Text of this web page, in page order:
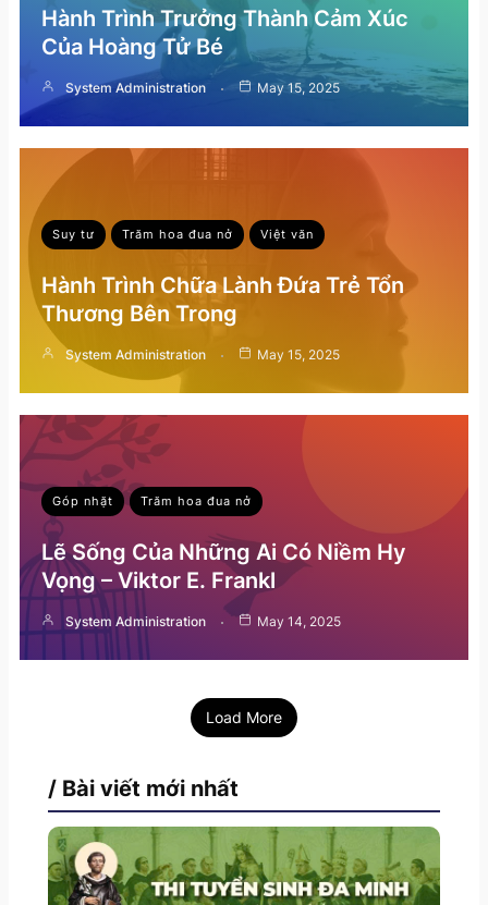
Hành Trình Trưởng Thành Cảm Xúc
Của Hoàng Tử Bé
System Administration May 15, 2025
Suy tư Trăm hoa đua nở Việt văn
Hành Trình Chữa Lành Đứa Trẻ Tổn
Thương Bên Trong
System Administration May 15, 2025
Góp nhặt Trăm hoa đua nở
Lẽ Sống Của Những Ai Có Niềm Hy
Vọng – Viktor E. Frankl
System Administration May 14, 2025
Load More
/ Bài viết mới nhất